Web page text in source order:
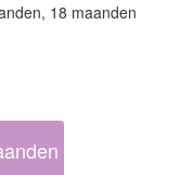
18 maanden